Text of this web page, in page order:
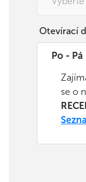
Otevírací
Po - Pá
se o